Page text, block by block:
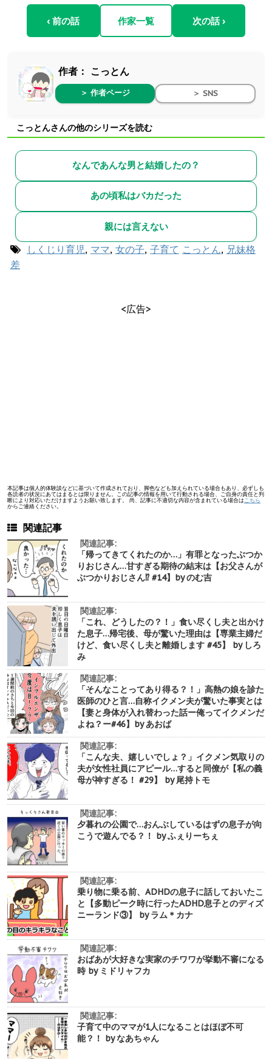
‹ 前の話 作家一覧 次の話 ›
作者： こっとん
＞ 作者ページ ＞ SNS
こっとんさんの他のシリーズを読む
なんであんな男と結婚したの？
あの頃私はバカだった
親には言えない
しくじり育児, ママ, 女の子, 子育て こっとん, 兄妹格
差
<広告>
本記事は個人的体験談などに基づいて作成されており、脚色なども加えられている場合もあり、必ずしも
各読者の状況にあてはまるとは限りません。この記事の情報を用いて行動される場合、ご自身の責任と判
断により対応いただけますようお願い致します。 尚、記事に不適切な内容が含まれている場合はこちら
からご連絡ください。
関連記事
関連記事:
「帰ってきてくれたのか…」有罪となったぶつか
りおじさん…甘すぎる期待の結末は【お父さんが
ぶつかりおじさん⁉︎ #14】by のむ吉
関連記事:
「これ、どうしたの？！」食い尽くし夫と出かけ
た息子…帰宅後、母が驚いた理由は【専業主婦だ
けど、食い尽くし夫と離婚します #45】 by しろ
み
関連記事:
「そんなことってあり得る？！」高熱の娘を診た
医師のひと言…自称イクメン夫が驚いた事実とは
【妻と身体が入れ替わった話ー俺ってイクメンだ
よね？ー#46】by あおば
関連記事:
「こんな夫、嬉しいでしょ？」イクメン気取りの
夫が女性社員にアピール…すると同僚が【私の義
母が神すぎる！ #29】 by 尾持トモ
関連記事:
夕暮れの公園で…おんぶしているはずの息子が向
こうで遊んでる？！ by ふぇりーちぇ
関連記事:
乗り物に乗る前、ADHDの息子に話しておいたこ
と【多動ピーク時に行ったADHD息子とのディズ
ニーランド③】 by ラム＊カナ
関連記事:
おばあが大好きな実家のチワワが挙動不審になる
時 by ミドリャフカ
関連記事:
子育て中のママが1人になることはほぼ不可
能？！ by なあちゃん